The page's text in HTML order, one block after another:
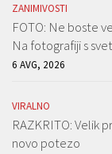
ZANIMIVOSTI
FOTO: Ne boste
Na fotografiji s
6 AVG, 2026
VIRALNO
RAZKRITO: Velik
novo potezo